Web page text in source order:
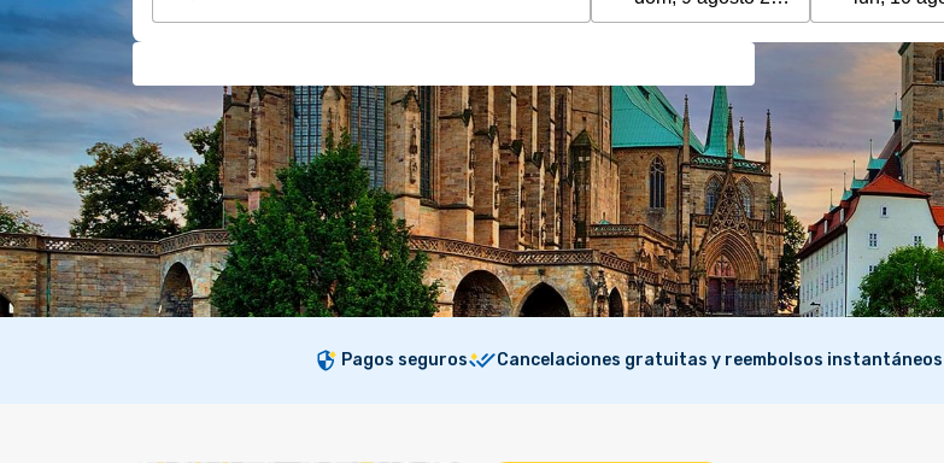
Pagos seguros Cancelaciones gratuitas y reembolsos instantáneos